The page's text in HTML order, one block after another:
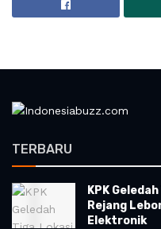
TERBARU
KPK
Rejang
Elektronik